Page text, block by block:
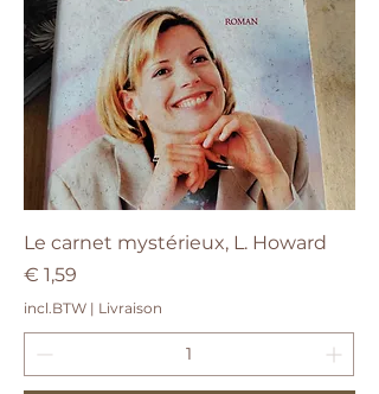
Le carnet mystérieux, L. Howard
Prijs
€ 1,59
incl.BTW | Livraison